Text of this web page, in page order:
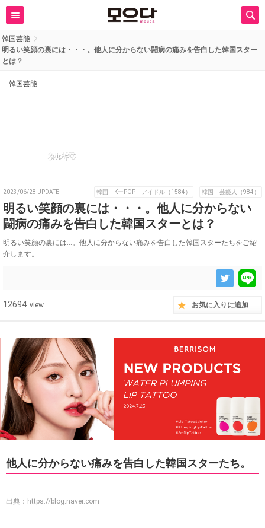
韓国芸能
明るい笑顔の裏には・・・。他人に分からない闘病の痛みを告白した韓国スター
とは？
韓国芸能
タルギ♡
2023/06/28 UPDATE 韓国 KーPOP アイドル（1584） 韓国 芸能人（984）
明るい笑顔の裏には・・・。他人に分からない
闘病の痛みを告白した韓国スターとは？
明るい笑顔の裏には…。他人に分からない痛みを告白した韓国スターたちをご紹
介します。
12694 view お気に入りに追加
他人に分からない痛みを告白した韓国スターたち。
出典： https://blog.naver.com